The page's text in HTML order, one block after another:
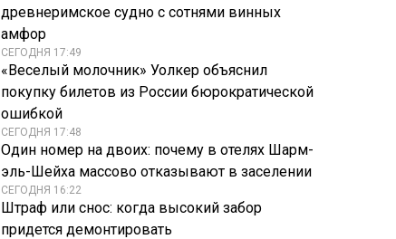
древнеримское судно с сотнями винных
амфор
СЕГОДНЯ 17:49
«Веселый молочник» Уолкер объяснил
покупку билетов из России бюрократической
ошибкой
СЕГОДНЯ 17:48
Один номер на двоих: почему в отелях Шарм-
эль-Шейха массово отказывают в заселении
СЕГОДНЯ 16:22
Штраф или снос: когда высокий забор
придется демонтировать